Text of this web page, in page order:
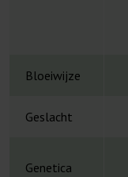
Bloeiwijze
Geslacht
Genetica